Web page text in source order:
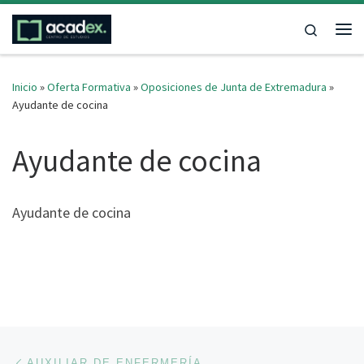
Saltar al contenido
Search
Inicio »Oferta Formativa »Oposiciones de Junta de Extremadura »
Ayudante de cocina
Ayudante de cocina
Ayudante de cocina
Navegación de entradas